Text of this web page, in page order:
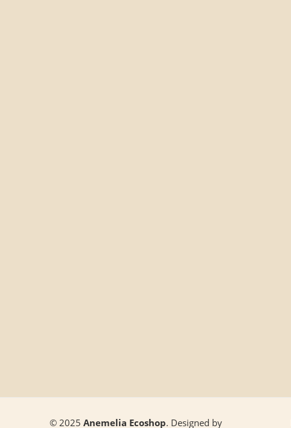
© 2025 Anemelia Ecoshop. Designed by